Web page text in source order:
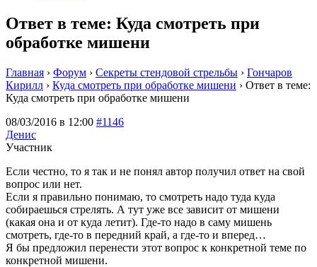
Ответ в теме: Куда смотреть при
обработке мишени
Главная › Форум › Секреты стендовой стрельбы › Гончаров
Кирилл › Куда смотреть при обработке мишени › Ответ в теме:
Куда смотреть при обработке мишени
08/03/2016 в 12:00 #1146
Денис
Участник
Если честно, то я так и не понял автор получил ответ на свой
вопрос или нет.
Если я правильно понимаю, то смотреть надо туда куда
собираешься стрелять. А тут уже все зависит от мишени
(какая она и от куда летит). Где-то надо в саму мишень
смотреть, где-то в передний край, а где-то и вперед…
Я бы предложил перенести этот вопрос к конкретной теме по
конкретной мишени.